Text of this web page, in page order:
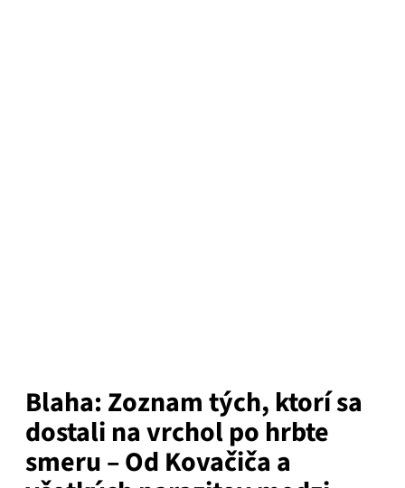
Blaha: Zoznam tých, ktorí sa
dostali na vrchol po hrbte
smeru – Od Kovačiča a